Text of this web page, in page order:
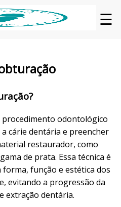
☰
odontológico
cárie dentária e preencher
restaurador, como
de prata. Essa técnica é
função e estética dos
evitando a progressão da
extração dentária.